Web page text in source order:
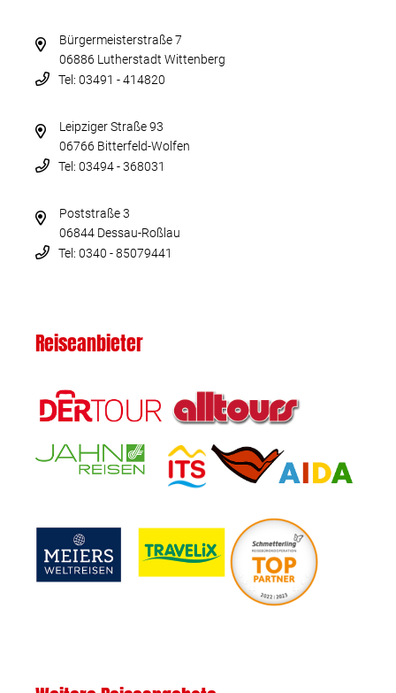
Bürgermeisterstraße 7
06886 Lutherstadt Wittenberg
Tel: 03491 - 414820
Leipziger Straße 93
06766 Bitterfeld-Wolfen
Tel: 03494 - 368031
Poststraße 3
06844 Dessau-Roßlau
Tel: 0340 - 85079441
Reiseanbieter